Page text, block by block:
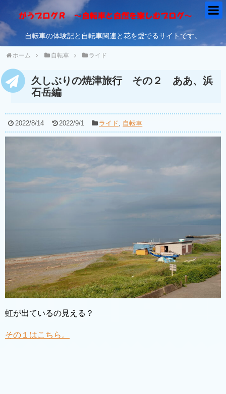
自転車の体験記と自転車関連と花を愛でるサイトです。
ホーム 自転車 ライド
久しぶりの焼津旅行 その２ ああ、浜
石岳編
2022/8/14 2022/9/1 ライド, 自転車
虹が出ているの見える？
その１はこちら。